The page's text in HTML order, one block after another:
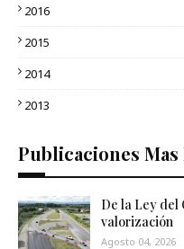
2016
2015
2014
2013
Publicaciones Mas
De la Ley del
valorización
Agosto 04, 2026